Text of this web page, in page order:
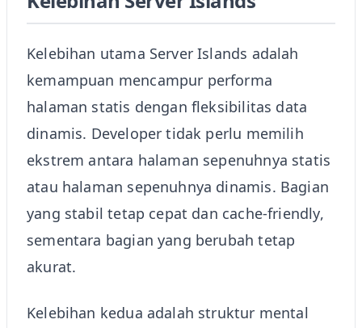
Kelebihan utama Server Islands adalah
kemampuan mencampur performa
halaman statis dengan fleksibilitas data
dinamis. Developer tidak perlu memilih
ekstrem antara halaman sepenuhnya statis
atau halaman sepenuhnya dinamis. Bagian
yang stabil tetap cepat dan cache-friendly,
sementara bagian yang berubah tetap
akurat.
Kelebihan kedua adalah struktur mental